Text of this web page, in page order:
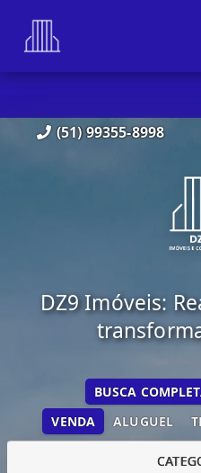
(51) 99355-8998
DZ9 Imóveis:
VENDA ALUGUEL
BUSCA